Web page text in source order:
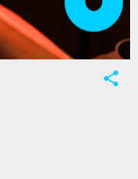
share